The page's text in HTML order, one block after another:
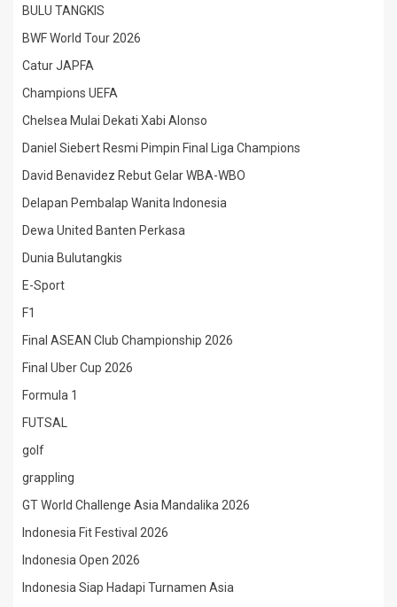
BULU TANGKIS
BWF World Tour 2026
Catur JAPFA
Champions UEFA
Chelsea Mulai Dekati Xabi Alonso
Daniel Siebert Resmi Pimpin Final Liga Champions
David Benavidez Rebut Gelar WBA-WBO
Delapan Pembalap Wanita Indonesia
Dewa United Banten Perkasa
Dunia Bulutangkis
E-Sport
F1
Final ASEAN Club Championship 2026
Final Uber Cup 2026
Formula 1
FUTSAL
golf
grappling
GT World Challenge Asia Mandalika 2026
Indonesia Fit Festival 2026
Indonesia Open 2026
Indonesia Siap Hadapi Turnamen Asia